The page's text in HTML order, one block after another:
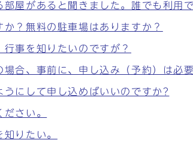
屋があると聞きました。誰でも利用
？無料の駐車場はありますか？
事を知りたいのですが？
合、事前に、申し込み（予約）は必要
にして申し込めばいいのですか?
さい。
りたい。